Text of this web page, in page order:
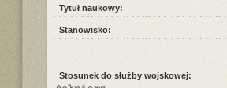
Tytuł naukowy:
Stanowisko:
Stosunek do służby wojskowej: